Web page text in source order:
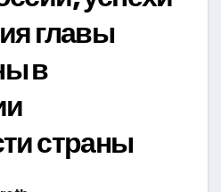
главы
в
страны